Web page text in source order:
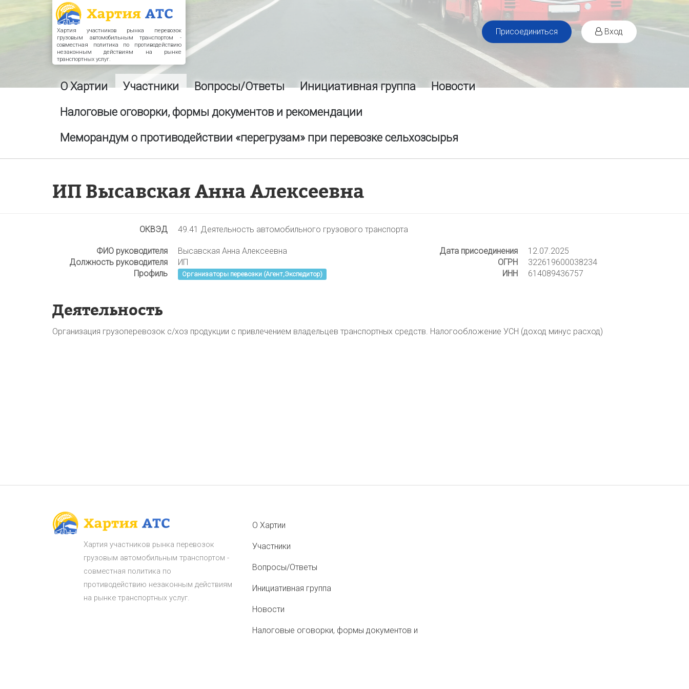
Хартия участников рынка перевозок
грузовым автомобильным транспортом -
совместная политика по противодействию
незаконным действиям на рынке
транспортных услуг.
Присоединиться Вход
О Хартии Участники Вопросы/Ответы Инициативная группа
Новости
Налоговые оговорки, формы документов и рекомендации
Меморандум о противодействии «перегрузам» при перевозке сельхозсырья
ИП Высавская Анна Алексеевна
ОКВЭД 49.41 Деятельность автомобильного грузового транспорта
ФИО руководителя
Высавская Анна Алексеевна
Должность руководителя
ИП
Профиль
Организаторы перевозки (Агент,Экспедитор)
Дата присоединения
12.07.2025
ОГРН
322619600038234
ИНН
614089436757
Деятельность
Организация грузоперевозок с/хоз продукции с привлечением владельцев транспортных средств. Налогообложение УСН (доход минус расход)
Хартия участников рынка перевозок
грузовым автомобильным транспортом -
совместная политика по
противодействию незаконным действиям
на рынке транспортных услуг.
О Хартии
Участники
Вопросы/Ответы
Инициативная группа
Новости
Налоговые оговорки, формы документов и